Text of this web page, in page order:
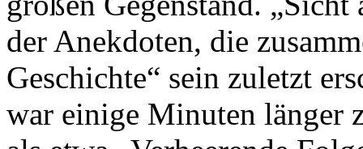
der Anekdoten, die
Geschichte“ sein zuletzt
war einige Minuten länger